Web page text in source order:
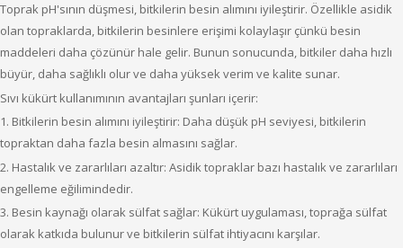
Toprak pH'sının düşmesi, bitkilerin besin alımını iyileştirir. Özellikle asidik
olan topraklarda, bitkilerin besinlere erişimi kolaylaşır çünkü besin
maddeleri daha çözünür hale gelir. Bunun sonucunda, bitkiler daha hızlı
büyür, daha sağlıklı olur ve daha yüksek verim ve kalite sunar.
Sıvı kükürt kullanımının avantajları şunları içerir:
1. Bitkilerin besin alımını iyileştirir: Daha düşük pH seviyesi, bitkilerin
topraktan daha fazla besin almasını sağlar.
2. Hastalık ve zararlıları azaltır: Asidik topraklar bazı hastalık ve zararlıları
engelleme eğilimindedir.
3. Besin kaynağı olarak sülfat sağlar: Kükürt uygulaması, toprağa sülfat
olarak katkıda bulunur ve bitkilerin sülfat ihtiyacını karşılar.